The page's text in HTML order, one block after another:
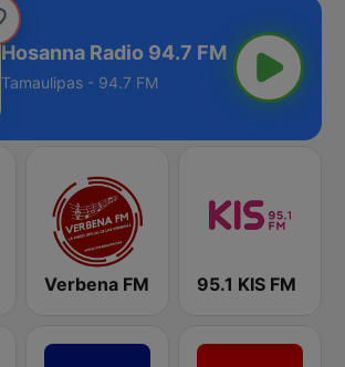
Hosanna Radio 94.7 FM
Tamaulipas - 94.7 FM
Verbena FM 95.1 KIS FM